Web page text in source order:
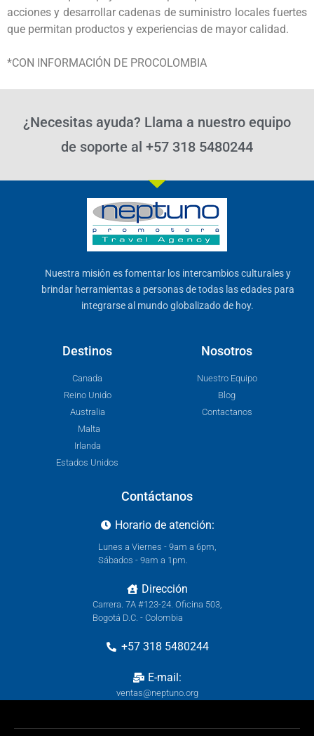
acciones y desarrollar cadenas de suministro locales fuertes
que permitan productos y experiencias de mayor calidad.
*CON INFORMACIÓN DE PROCOLOMBIA
¿Necesitas ayuda? Llama a nuestro equipo
de soporte al +57 318 5480244
Nuestra misión es fomentar los intercambios culturales y
brindar herramientas a personas de todas las edades para
integrarse al mundo globalizado de hoy.
Destinos
Canada
Reino Unido
Australia
Malta
Irlanda
Estados Unidos
Nosotros
Nuestro Equipo
Blog
Contactanos
Contáctanos
Horario de atención:
Lunes a Viernes - 9am a 6pm,
Sábados - 9am a 1pm.
Dirección
Carrera. 7A #123-24. Oficina 503,
Bogotá D.C. - Colombia
+57 318 5480244
E-mail:
ventas@neptuno.org